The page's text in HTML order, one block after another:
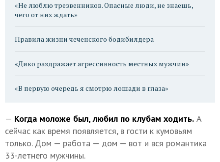
«Не люблю трезвенников. Опасные люди, не знаешь,
чего от них ждать»
Правила жизни чеченского бодибилдера
«Дико раздражает агрессивность местных мужчин»
«В первую очередь я смотрю лошади в глаза»
— Когда моложе был, любил по клубам ходить. А
сейчас как время появляется, в гости к кумовьям
только. Дом — работа — дом — вот и вся романтика
33-летнего мужчины.